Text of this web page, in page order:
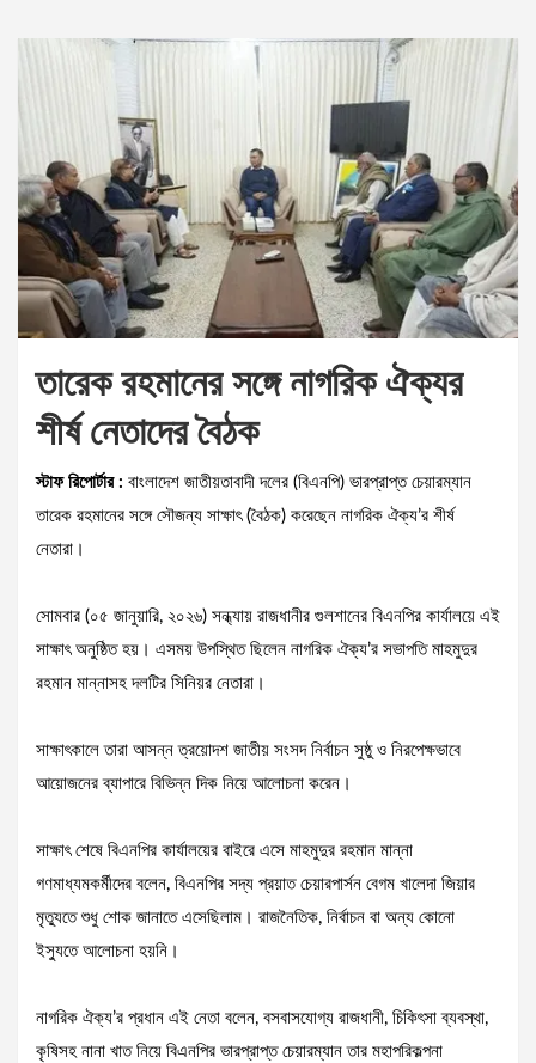
তারেক রহমানের সঙ্গে নাগরিক ঐক্যর
শীর্ষ নেতাদের বৈঠক
স্টাফ রিপোর্টার : বাংলাদেশ জাতীয়তাবাদী দলের (বিএনপি) ভারপ্রাপ্ত চেয়ারম্যান
তারেক রহমানের সঙ্গে সৌজন্য সাক্ষাৎ (বৈঠক) করেছেন নাগরিক ঐক্য’র শীর্ষ
নেতারা।
সোমবার (০৫ জানুয়ারি, ২০২৬) সন্ধ্যায় রাজধানীর গুলশানের বিএনপির কার্যালয়ে এই
সাক্ষাৎ অনুষ্ঠিত হয়। এসময় উপস্থিত ছিলেন নাগরিক ঐক্য’র সভাপতি মাহমুদুর
রহমান মান্নাসহ দলটির সিনিয়র নেতারা।
সাক্ষাৎকালে তারা আসন্ন ত্রয়োদশ জাতীয় সংসদ নির্বাচন সুষ্ঠু ও নিরপেক্ষভাবে
আয়োজনের ব্যাপারে বিভিন্ন দিক নিয়ে আলোচনা করেন।
সাক্ষাৎ শেষে বিএনপির কার্যালয়ের বাইরে এসে মাহমুদুর রহমান মান্না
গণমাধ্যমকর্মীদের বলেন, বিএনপির সদ্য প্রয়াত চেয়ারপার্সন বেগম খালেদা জিয়ার
মৃত্যুতে শুধু শোক জানাতে এসেছিলাম। রাজনৈতিক, নির্বাচন বা অন্য কোনো
ইস্যুতে আলোচনা হয়নি।
নাগরিক ঐক্য’র প্রধান এই নেতা বলেন, বসবাসযোগ্য রাজধানী, চিকিৎসা ব্যবস্থা,
কৃষিসহ নানা খাত নিয়ে বিএনপির ভারপ্রাপ্ত চেয়ারম্যান তার মহাপরিকল্পনা